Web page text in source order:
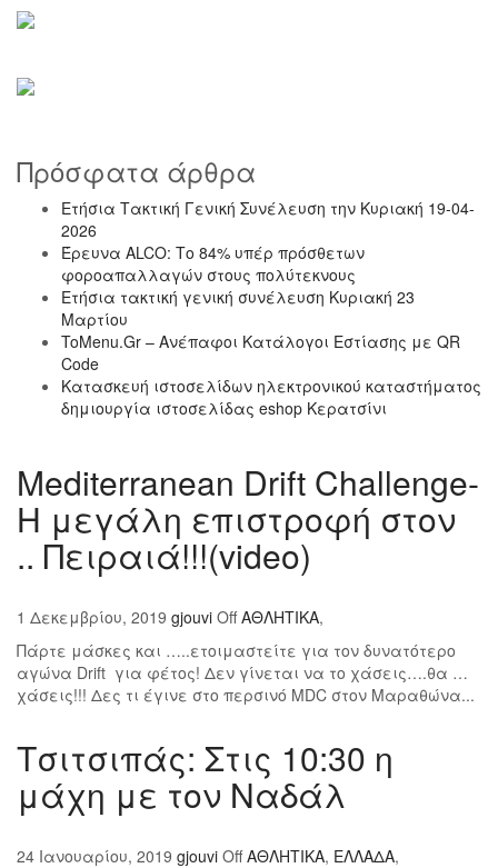
Πρόσφατα άρθρα
Ετήσια Τακτική Γενική Συνέλευση την Κυριακή 19-04-
2026
Έρευνα ALCO: Το 84% υπέρ πρόσθετων
φοροαπαλλαγών στους πολύτεκνους
Ετήσια τακτική γενική συνέλευση Κυριακή 23
Μαρτίου
ToMenu.Gr – Ανέπαφοι Κατάλογοι Εστίασης με QR
Code
Κατασκευή ιστοσελίδων ηλεκτρονικού καταστήματος
δημιουργία ιστοσελίδας eshop Κερατσίνι
Mediterranean Drift Challenge-
Η μεγάλη επιστροφή στον
.. Πειραιά!!!(video)
1 Δεκεμβρίου, 2019 gjouvi Off ΑΘΛΗΤΙΚΑ,
Πάρτε μάσκες και …..ετοιμαστείτε για τον δυνατότερο
αγώνα Drift για φέτος! Δεν γίνεται να το χάσεις….θα …
χάσεις!!! Δες τι έγινε στο περσινό MDC στον Μαραθώνα...
Τσιτσιπάς: Στις 10:30 η
μάχη με τον Ναδάλ
24 Ιανουαρίου, 2019 gjouvi Off ΑΘΛΗΤΙΚΑ, ΕΛΛΑΔΑ,